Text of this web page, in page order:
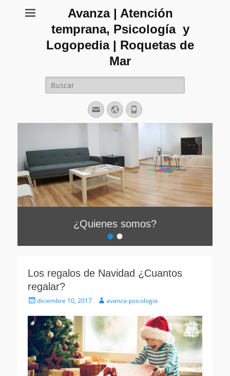
Avanza | Atención
temprana, Psicología y
Logopedia | Roquetas de
Mar
Buscar:
Correo
electrónico
Web Teléfono
••
¿Quienes somos?
el
avanza-
psicologia
Los regalos de Navidad ¿Cuantos
regalar?
Publicado
diciembre 10, 2017 Autoravanza-psicologia